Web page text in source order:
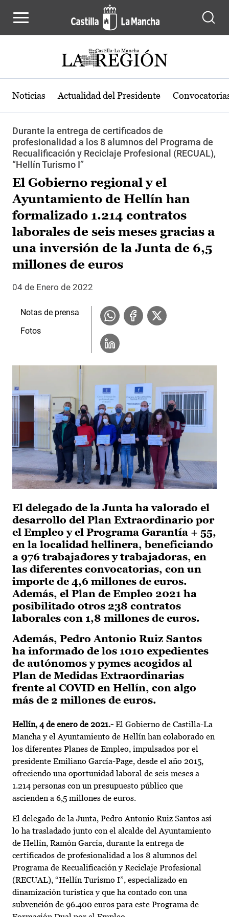
Noticias Actualidad del Presidente
Durante la entrega de certificados de
profesionalidad a los 8 alumnos del Programa de
Recualificación y Reciclaje Profesional (RECUAL),
“Hellín Turismo I”
El Gobierno regional y el
Ayuntamiento de Hellín han
formalizado 1.214 contratos
laborales de seis meses gracias a
una inversión de la Junta de 6,5
millones de euros
04 de Enero de 2022
El delegado de la Junta ha valorado el
desarrollo del Plan Extraordinario por
el Empleo y el Programa Garantía + 55,
en la localidad hellinera, beneficiando
a 976 trabajadores y trabajadoras, en
las diferentes convocatorias, con un
importe de 4,6 millones de euros.
Además, el Plan de Empleo 2021 ha
posibilitado otros 238 contratos
laborales con 1,8 millones de euros.
Además, Pedro Antonio Ruiz Santos
ha informado de los 1010 expedientes
de autónomos y pymes acogidos al
Plan de Medidas Extraordinarias
frente al COVID en Hellín, con algo
más de 2 millones de euros.
Hellín, 4 de enero de 2021.- El Gobierno de Castilla-La
Mancha y el Ayuntamiento de Hellín han colaborado en
los diferentes Planes de Empleo, impulsados por el
presidente Emiliano García-Page, desde el año 2015,
ofreciendo una oportunidad laboral de seis meses a
1.214 personas con un presupuesto público que
ascienden a 6,5 millones de euros.
El delegado de la Junta, Pedro Antonio Ruiz Santos así
lo ha trasladado junto con el alcalde del Ayuntamiento
de Hellín, Ramón García, durante la entrega de
certificados de profesionalidad a los 8 alumnos del
Programa de Recualificación y Reciclaje Profesional
(RECUAL), “Hellín Turismo I”, especializado en
dinamización turística y que ha contado con una
subvención de 96.400 euros para este Programa de
Notas de prensa
Fotos